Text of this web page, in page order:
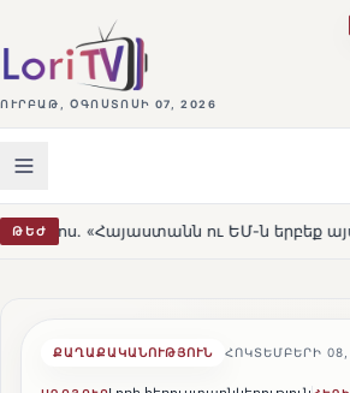
ՈՒՐԲԱԹ, ՕԳՈՍՏՈՍԻ 07, 2026
ԹԵԺԵՄ-ն երբեք այսքան մոտ չեն եղել»
ՔԱՂԱՔԱԿԱՆՈՒԹՅՈՒՆ ՀՈԿՏԵՄԲԵՐԻ 08,